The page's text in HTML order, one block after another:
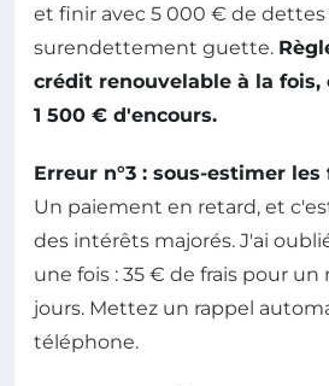
et finir avec 5 000 € de dettes
surendettement guette.
crédit renouvelable à la
1 500 € d'encours.
Erreur n°3 : sous-estimer
Un paiement en retard, et
des intérêts majorés. J'ai
une fois : 35 € de frais pour
jours. Mettez un rappel
téléphone.